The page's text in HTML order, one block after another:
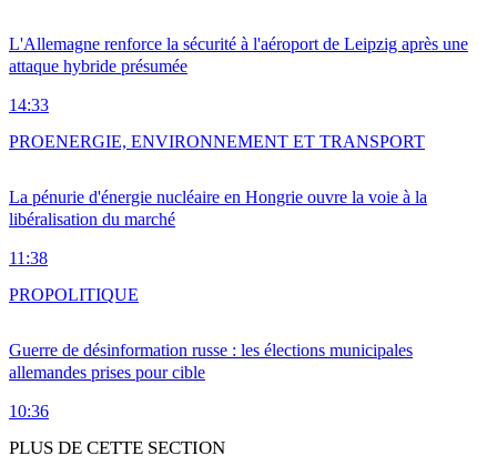
L'Allemagne renforce la sécurité à l'aéroport de Leipzig après une
attaque hybride présumée
14:33
La pénurie d'énergie nucléaire en Hongrie ouvre la voie à la
libéralisation du marché
11:38
PROENERGIE, ENVIRONNEMENT ET TRANSPORT
Guerre de désinformation russe : les élections municipales
allemandes prises pour cible
10:36
PROPOLITIQUE
PLUS DE CETTE SECTION